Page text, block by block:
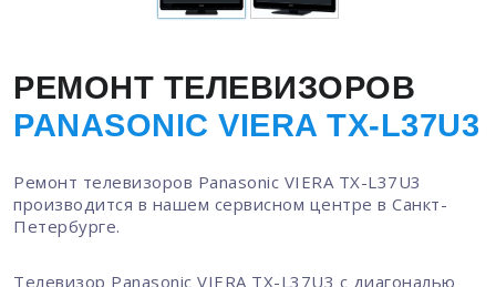
РЕМОНТ ТЕЛЕВИЗОРОВ
PANASONIC VIERA TX-L37U3
Ремонт телевизоров Panasonic VIERA TX-L37U3
производится в нашем сервисном центре в Санкт-
Петербурге.
Телевизор Panasonic VIERA TX-L37U3 с диагональю